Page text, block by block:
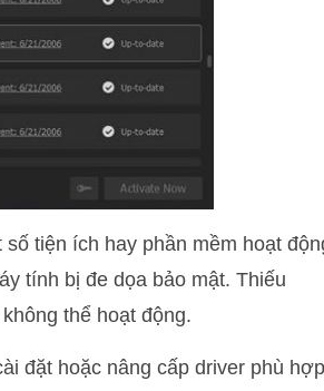
tiện ích hay phần mềm hoạt
tính bị đe dọa bảo mật. Thiếu
thể hoạt động.
đặt hoặc nâng cấp driver phù